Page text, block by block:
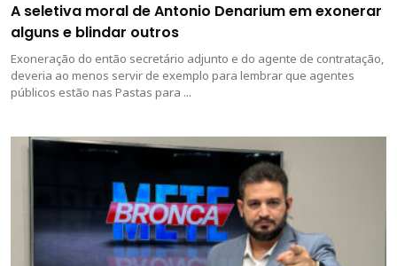
A seletiva moral de Antonio Denarium em exonerar
alguns e blindar outros
Exoneração do então secretário adjunto e do agente de contratação,
deveria ao menos servir de exemplo para lembrar que agentes
públicos estão nas Pastas para ...